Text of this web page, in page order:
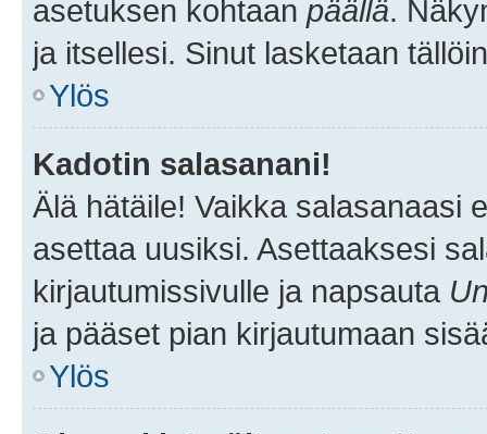
asetuksen kohtaan päällä.
ja itsellesi. Sinut lasketaan
Ylös
Kadotin salasanani!
Älä hätäile! Vaikka salasanaasi
asettaa uusiksi. Asettaaksesi
kirjautumissivulle ja napsauta
ja pääset pian kirjautumaan
Ylös